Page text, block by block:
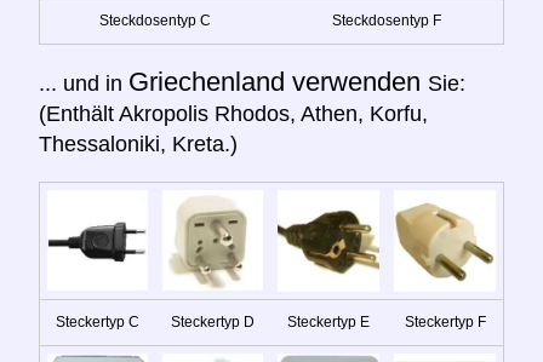
Steckdosentyp C Steckdosentyp F
... und in Griechenland verwenden Sie:
(Enthält Akropolis Rhodos, Athen, Korfu,
Thessaloniki, Kreta.)
Steckertyp C Steckertyp D Steckertyp E Steckertyp F